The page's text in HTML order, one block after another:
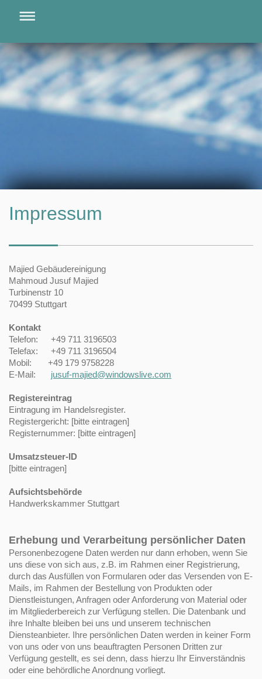
Impressum
Majied Gebäudereinigung
Mahmoud Jusuf Majied
Turbinenstr 10
70499 Stuttgart
Kontakt
Telefon:
+49 711 3196503
Telefax:
+49 711 3196504
Mobil: +49 179 9758228
E-Mail:
jusuf-majied@windowslive.com
Registereintrag
Eintragung im Handelsregister.
Registergericht: [bitte eintragen]
Registernummer: [bitte eintragen]
Umsatzsteuer-ID
[bitte eintragen]
Aufsichtsbehörde
Handwerkskammer Stuttgart
Erhebung und Verarbeitung persönlicher Daten
Personenbezogene Daten werden nur dann erhoben, wenn Sie
uns diese von sich aus, z.B. im Rahmen einer Registrierung,
durch das Ausfüllen von Formularen oder das Versenden von E-
Mails, im Rahmen der Bestellung von Produkten oder
Dienstleistungen, Anfragen oder Anforderung von Material oder
im Mitgliederbereich zur Verfügung stellen. Die Datenbank und
ihre Inhalte bleiben bei uns und unserem technischen
Diensteanbieter. Ihre persönlichen Daten werden in keiner Form
von uns oder von uns beauftragten Personen Dritten zur
Verfügung gestellt, es sei denn, dass hierzu Ihr Einverständnis
oder eine behördliche Anordnung vorliegt.